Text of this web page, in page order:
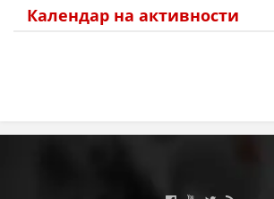
Календар на активности